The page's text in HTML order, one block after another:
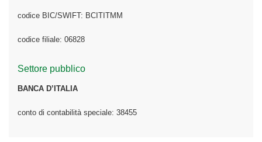
codice BIC/SWIFT: BCITITMM
codice filiale: 06828
Settore pubblico
BANCA D’ITALIA
conto di contabilità speciale: 38455